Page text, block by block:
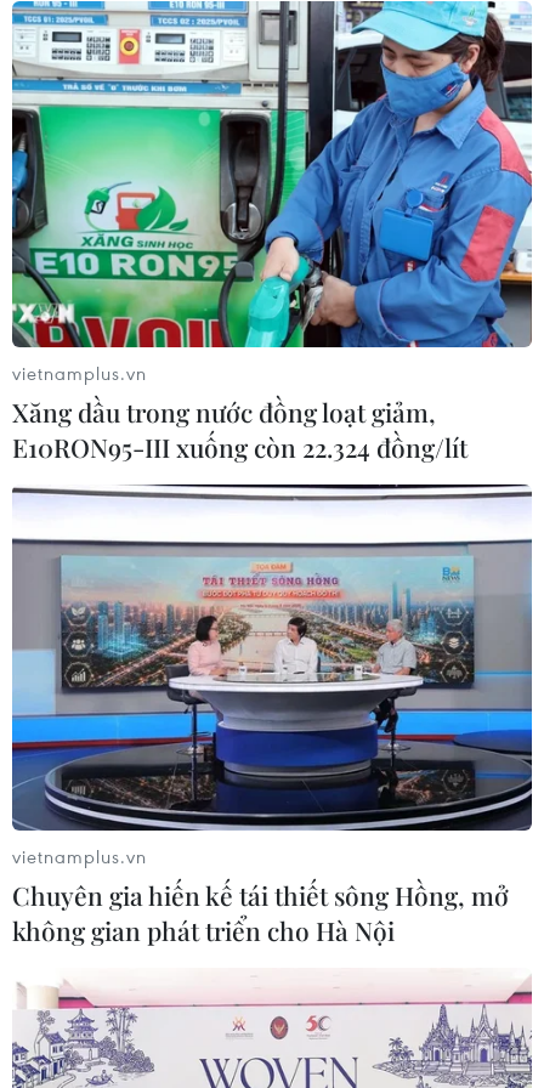
Đông
Xung đột tại Trung Đông: Iran tiếp tục phóng tên
lửa vào Israel
Thương vụ Việt Nam tại Israel cập nhật thông
tin về tình hình giao thương
Căng thẳng Iran-Israel
đặt quân đội trong tình trạng cảnh giác cao
Israel thừa nhận đánh giá sai mức thiệt hại của
chương trình tên lửa Iran
Iran cảnh báo nguy cơ tái xung đột với Israel
Israel cảnh báo đanh thép về chương
trình phát triển hạt nhân của Iran
Tổng thống Iran: 'Israel tìm cách ám sát tôi'
PODCAST MỚI NHẤT
vietnamplus.vn
Xăng dầu trong nước đồng loạt giảm,
E10RON95-III xuống còn 22.324 đồng/lít
vietnamplus.vn
Chuyên gia hiến kế tái thiết sông Hồng, mở
không gian phát triển cho Hà Nội